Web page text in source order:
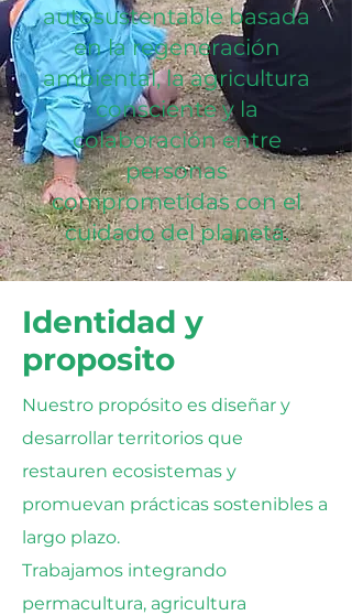
autosustentable basada
en la regeneración
ambiental, la agricultura
consciente y la
colaboración entre
personas
comprometidas con el
cuidado del planeta.
Identidad y
proposito
Nuestro propósito es diseñar y
desarrollar territorios que
restauren ecosistemas y
promuevan prácticas sostenibles a
largo plazo.
Trabajamos integrando
permacultura, agricultura